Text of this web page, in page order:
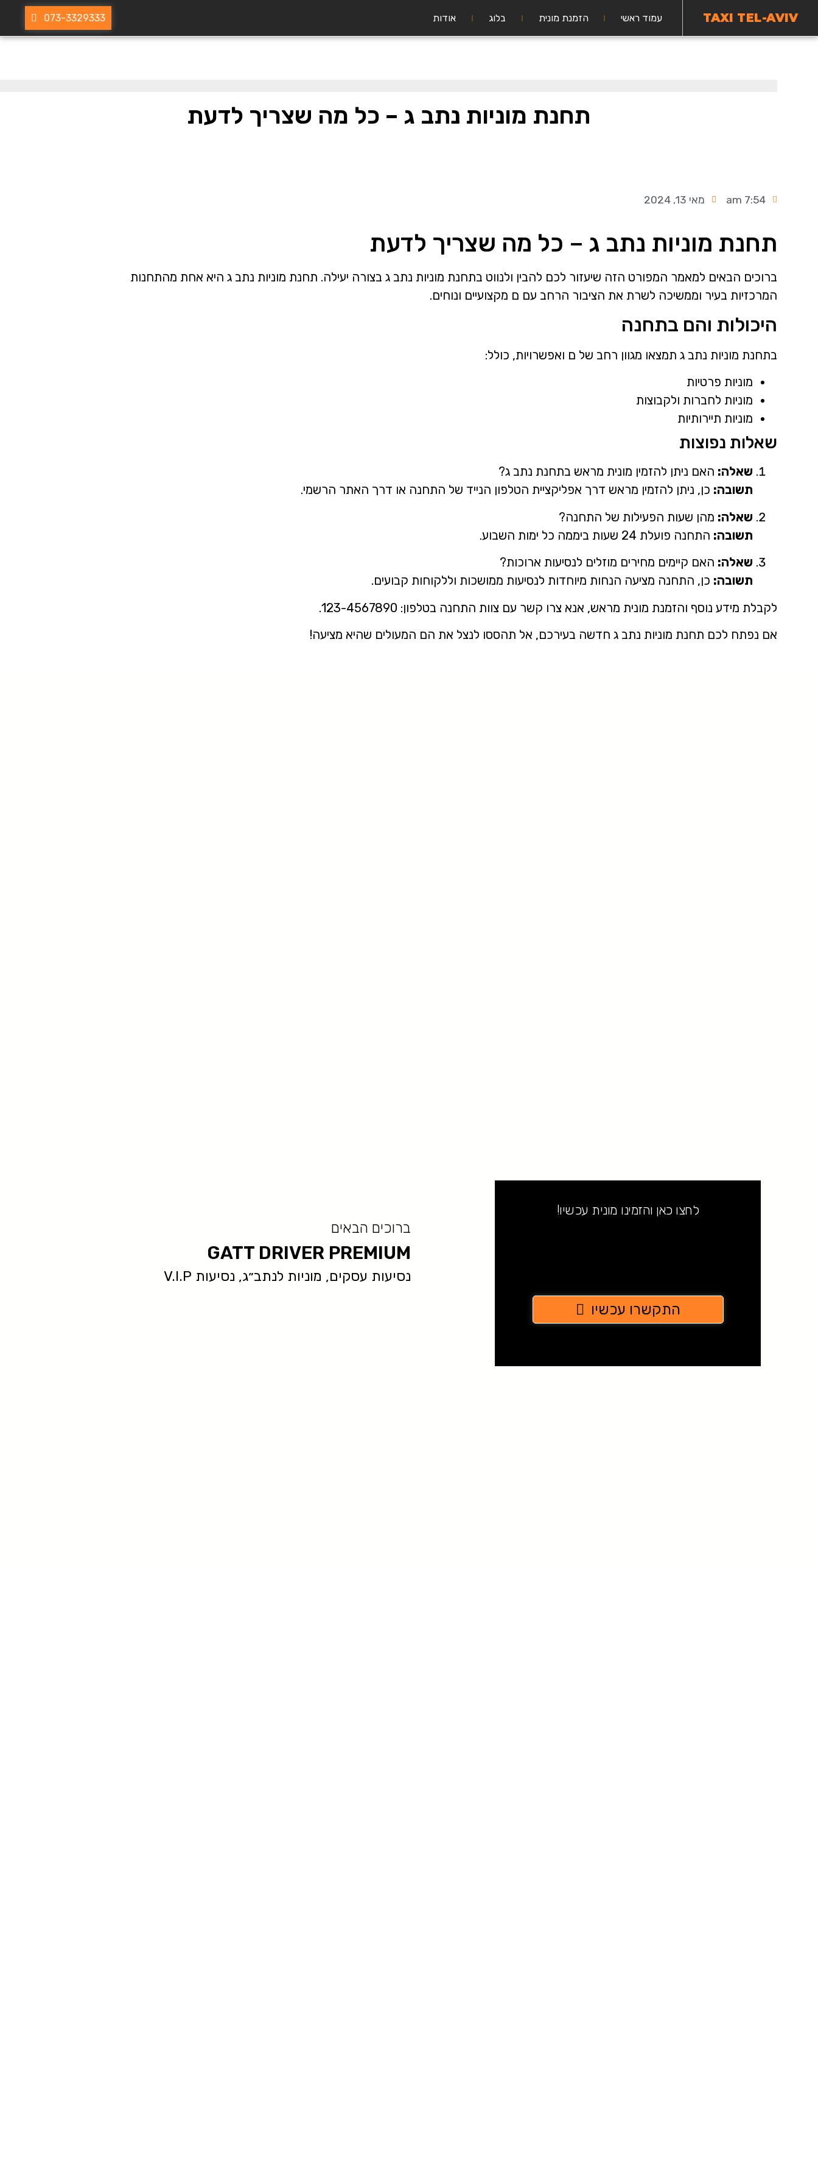
TAXI TEL-AVIV עמוד ראשי הזמנת מונית בלוג אודות 073-3329333
תחנת מוניות נתב ג – כל מה שצריך לדעת
7:54 am מאי 13, 2024
תחנת מוניות נתב ג – כל מה שצריך לדעת
ברוכים הבאים למאמר המפורט הזה שיעזור לכם להבין ולנווט בתחנת מוניות נתב ג בצורה יעילה. תחנת מוניות נתב ג היא אחת מהתחנות
המרכזיות בעיר וממשיכה לשרת את הציבור הרחב עם ם מקצועיים ונוחים.
היכולות והם בתחנה
בתחנת מוניות נתב ג תמצאו מגוון רחב של ם ואפשרויות, כולל:
מוניות פרטיות
מוניות לחברות ולקבוצות
מוניות תיירותיות
שאלות נפוצות
שאלה: האם ניתן להזמין מונית מראש בתחנת נתב ג?
תשובה: כן, ניתן להזמין מראש דרך אפליקציית הטלפון הנייד של התחנה או דרך האתר הרשמי.
שאלה: מהן שעות הפעילות של התחנה?
תשובה: התחנה פועלת 24 שעות ביממה כל ימות השבוע.
שאלה: האם קיימים מחירים מוזלים לנסיעות ארוכות?
תשובה: כן, התחנה מציעה הנחות מיוחדות לנסיעות ממושכות וללקוחות קבועים.
לקבלת מידע נוסף והזמנת מונית מראש, אנא צרו קשר עם צוות התחנה בטלפון: 123-4567890.
אם נפתח לכם תחנת מוניות נתב ג חדשה בעירכם, אל תהססו לנצל את הם המעולים שהיא מציעה!
לחצו כאן והזמינו מונית עכשיו!
התקשרו עכשיו
ברוכים הבאים
GATT DRIVER PREMIUM
נסיעות עסקים, מוניות לנתב״ג, נסיעות V.I.P